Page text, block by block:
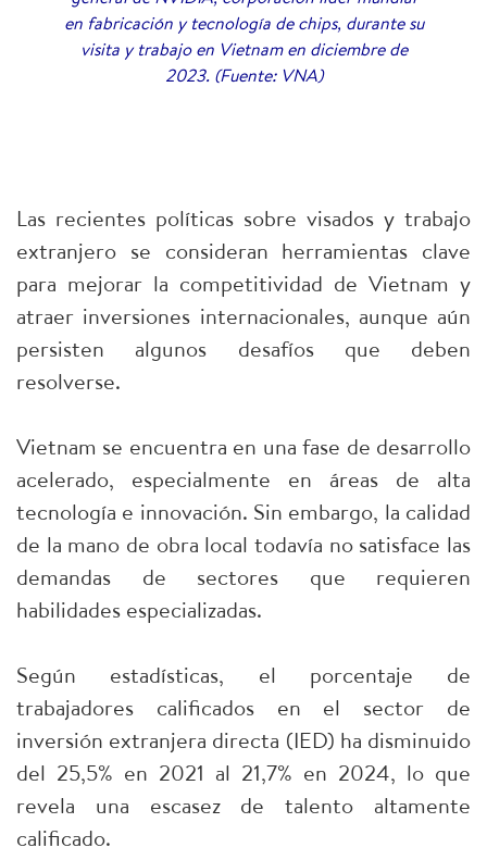
en fabricación y tecnología de chips, durante su
visita y trabajo en Vietnam en diciembre de
2023. (Fuente: VNA)
Las recientes políticas sobre visados y trabajo
extranjero se consideran herramientas clave
para mejorar la competitividad de Vietnam y
atraer inversiones internacionales, aunque aún
persisten algunos desafíos que deben
resolverse.
Vietnam se encuentra en una fase de desarrollo
acelerado, especialmente en áreas de alta
tecnología e innovación. Sin embargo, la calidad
de la mano de obra local todavía no satisface las
demandas de sectores que requieren
habilidades especializadas.
Según estadísticas, el porcentaje de
trabajadores calificados en el sector de
inversión extranjera directa (IED) ha disminuido
del 25,5% en 2021 al 21,7% en 2024, lo que
revela una escasez de talento altamente
calificado.